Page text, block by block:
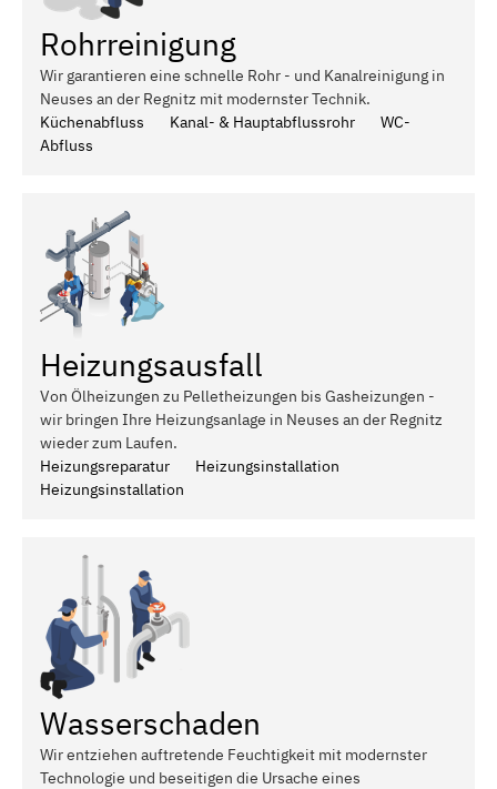
Rohrreinigung
Wir garantieren eine schnelle Rohr - und Kanalreinigung in
Neuses an der Regnitz mit modernster Technik.
Küchenabfluss
Kanal- & Hauptabflussrohr
WC-
Abfluss
Heizungsausfall
Von Ölheizungen zu Pelletheizungen bis Gasheizungen -
wir bringen Ihre Heizungsanlage in Neuses an der Regnitz
wieder zum Laufen.
Heizungsreparatur
Heizungsinstallation
Heizungsinstallation
Wasserschaden
Wir entziehen auftretende Feuchtigkeit mit modernster
Technologie und beseitigen die Ursache eines